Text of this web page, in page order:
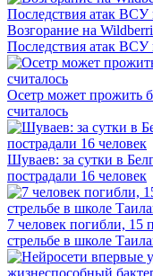
Возгорание на
Последствия атак ВСУ
Осетр может прожить
считалось
Шуваев: за сутки в
пострадали 16 человек
7 человек погибли, 15
стрельбе в школе